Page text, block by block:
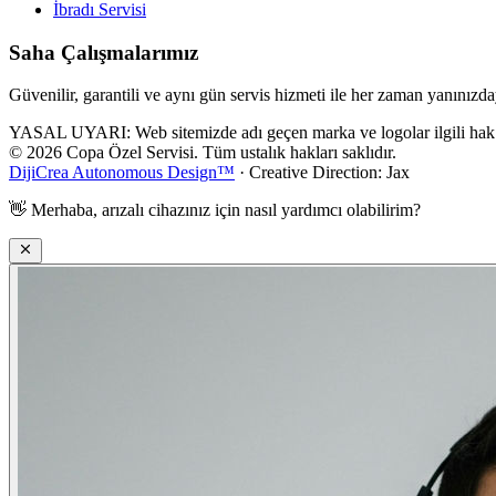
İbradı Servisi
Saha Çalışmalarımız
Güvenilir, garantili ve aynı gün servis hizmeti ile her zaman
YASAL UYARI: Web sitemizde adı geçen marka ve logolar ilgili
© 2026 Copa Özel Servisi. Tüm ustalık hakları saklıdır.
DijiCrea Autonomous Design™ · Creative Direction: Jax
👋 Merhaba, arızalı cihazınız için nasıl yardımcı olabilirim?